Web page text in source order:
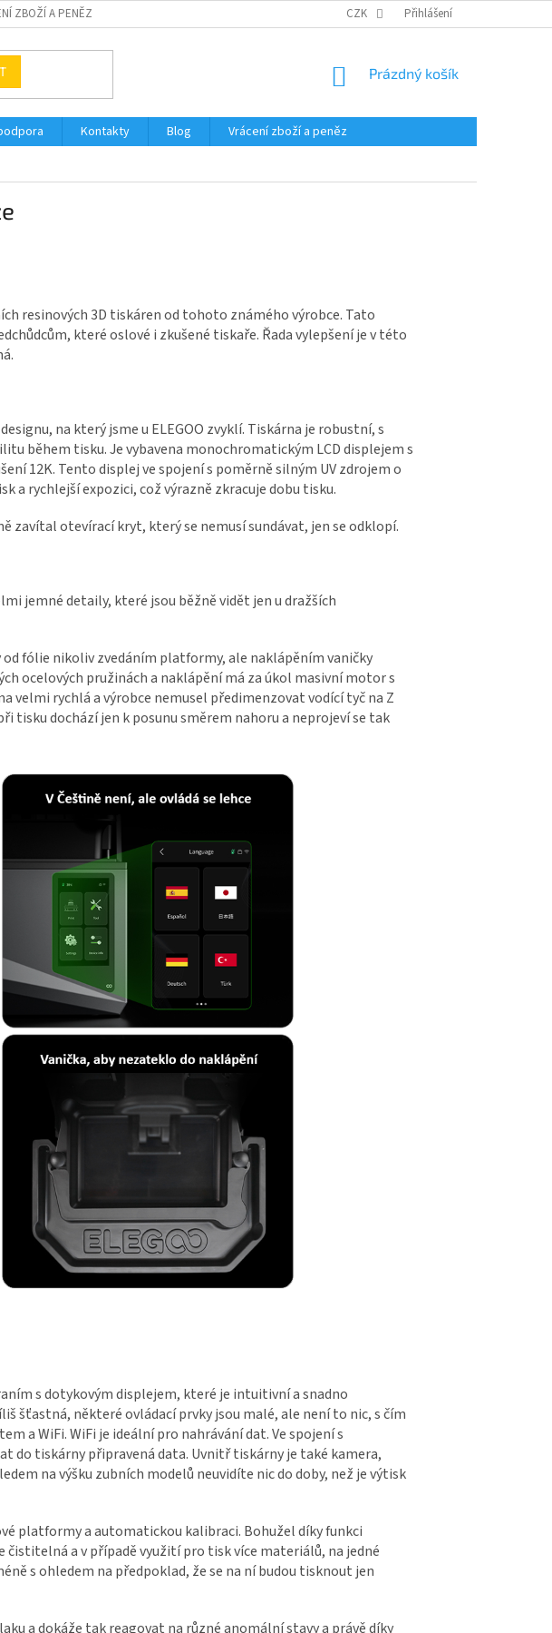
ZBOŽÍ A PENĚZ CZK Přihlášení
NÁKUPNÍ
Prázdný košík
Kontakty Blog
Vrácení zboží a peněz
resinových 3D tiskáren od tohoto známého výrobce. Tato
které oslové i zkušené tiskaře. Řada vylepšení je v této
na který jsme u ELEGOO zvyklí. Tiskárna je robustní, s
během tisku. Je vybavena monochromatickým LCD displejem s
12K. Tento displej ve spojení s poměrně silným UV zdrojem o
a rychlejší expozici, což výrazně zkracuje dobu tisku.
zavítal otevírací kryt, který se nemusí sundávat, jen se odklopí.
jemné detaily, které jsou běžně vidět jen u dražších
fólie nikoliv zvedáním platformy, ale naklápěním vaničky
ocelových pružinách a naklápění má za úkol masivní motor s
velmi rychlá a výrobce nemusel předimenzovat vodící tyč na Z
tisku dochází jen k posunu směrem nahoru a neprojeví se tak
s dotykovým displejem, které je intuitivní a snadno
šťastná, některé ovládací prvky jsou malé, ale není to nic, s čím
a WiFi. WiFi je ideální pro nahrávání dat. Ve spojení s
do tiskárny připravená data. Uvnitř tiskárny je také kamera,
na výšku zubních modelů neuvidíte nic do doby, než je výtisk
platformy a automatickou kalibraci. Bohužel díky funkci
a v případě využití pro tisk více materiálů, na jedné
s ohledem na předpoklad, že se na ní budou tisknout jen
a dokáže tak reagovat na různé anomální stavy a právě díky